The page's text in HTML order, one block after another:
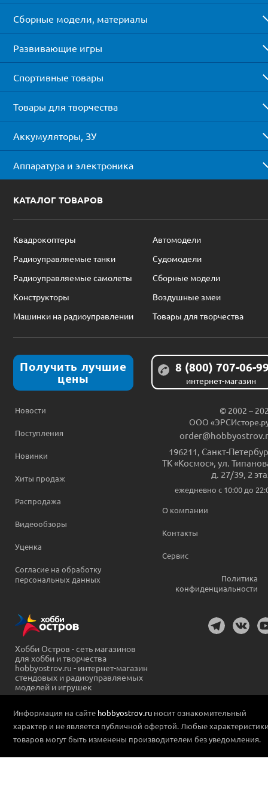
Сборные модели, материалы
Развивающие игры
Спортивные товары
Товары для творчества
Аккумуляторы, ЗУ
Аппаратура и электроника
КАТАЛОГ ТОВАРОВ
Квадрокоптеры
Автомодели
Радиоуправляемые танки
Судомодели
Радиоуправляемые самолеты
Сборные модели
Конструкторы
Воздушные змеи
Машинки на радиоуправлении
Товары для творчества
Получить лучшие
цены
8 (800) 707-06-
интернет-магазин
Новости
Поступления
Новинки
Хиты продаж
Распродажа
Видеообзоры
Уценка
Согласие на обработку
персональных данных
© 2002 –
ООО
196211 Санкт-
ТК «Космос», ул.
д. 27/39, 2
ежедневно c 10:00 до
О компании
Контакты
Сервис
Политика
конфиденциальности
Хобби Остров - сеть магазинов
для хобби и творчества
hobbyostrov.ru - интернет-магазин
стендовых и радиоуправляемых
моделей и игрушек
Информация на сайте hobbyostrov.ru носит ознакомительный
характер и не является публичной офертой. Любые
товаров могут быть изменены производителем без уведомления.